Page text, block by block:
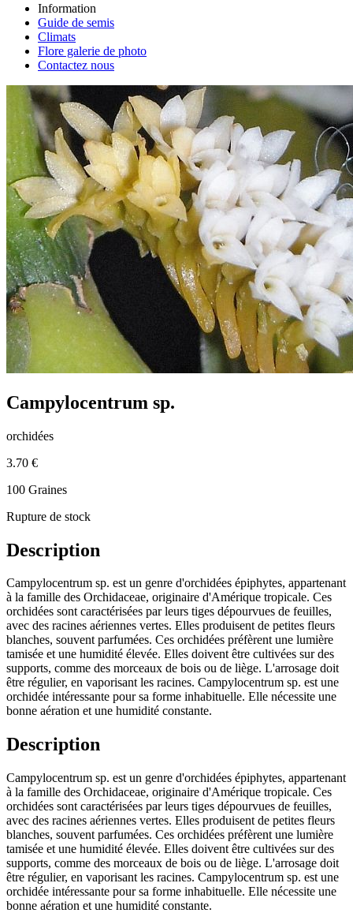
Information
Guide de semis
Climats
Flore galerie de photo
Contactez nous
Campylocentrum sp.
orchidées
3.70 €
100 Graines
Rupture de stock
Description
Campylocentrum sp. est un genre d'orchidées épiphytes, appartenant
à la famille des Orchidaceae, originaire d'Amérique tropicale. Ces
orchidées sont caractérisées par leurs tiges dépourvues de feuilles,
avec des racines aériennes vertes. Elles produisent de petites fleurs
blanches, souvent parfumées. Ces orchidées préfèrent une lumière
tamisée et une humidité élevée. Elles doivent être cultivées sur des
supports, comme des morceaux de bois ou de liège. L'arrosage doit
être régulier, en vaporisant les racines. Campylocentrum sp. est une
orchidée intéressante pour sa forme inhabituelle. Elle nécessite une
bonne aération et une humidité constante.
Description
Campylocentrum sp. est un genre d'orchidées épiphytes, appartenant
à la famille des Orchidaceae, originaire d'Amérique tropicale. Ces
orchidées sont caractérisées par leurs tiges dépourvues de feuilles,
avec des racines aériennes vertes. Elles produisent de petites fleurs
blanches, souvent parfumées. Ces orchidées préfèrent une lumière
tamisée et une humidité élevée. Elles doivent être cultivées sur des
supports, comme des morceaux de bois ou de liège. L'arrosage doit
être régulier, en vaporisant les racines. Campylocentrum sp. est une
orchidée intéressante pour sa forme inhabituelle. Elle nécessite une
bonne aération et une humidité constante.